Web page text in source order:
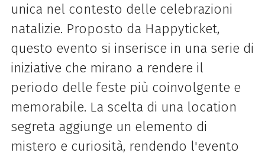
unica nel contesto delle celebrazioni
natalizie. Proposto da Happyticket,
questo evento si inserisce in una serie di
iniziative che mirano a rendere il
periodo delle feste più coinvolgente e
memorabile. La scelta di una location
segreta aggiunge un elemento di
mistero e curiosità, rendendo l'evento